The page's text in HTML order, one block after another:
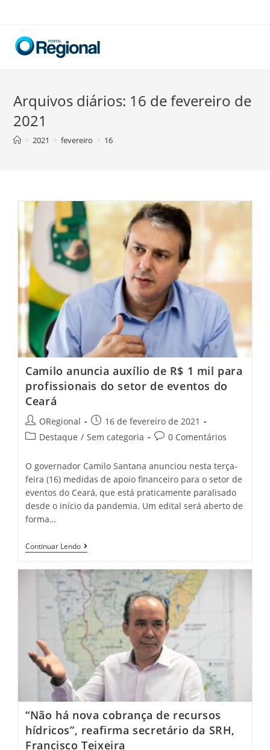
content
Arquivos diários: 16 de fevereiro de
2021
> 2021 > fevereiro > 16
Camilo anuncia auxílio de R$ 1 mil para
profissionais do setor de eventos do
Ceará
Post
author:
ORegional
Post
published:
16 de fevereiro de 2021
PostDestaque / Sem categoria
Post0 Comentários
O governador Camilo Santana anunciou nesta terça-
feira (16) medidas de apoio financeiro para o setor de
eventos do Ceará, que está praticamente paralisado
desde o início da pandemia. Um edital será aberto de
forma…
Continuar LendoCamilo
Anuncia
De
R$
1
Mil
Para
Profissionais
Do
Setor
De
Eventos
Do
Ceará
“Não há nova cobrança de recursos
hídricos”, reafirma secretário da SRH,
Francisco Teixeira